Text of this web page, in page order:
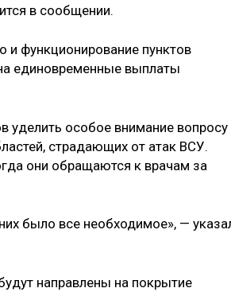
в сообщении.
и функционирование пунктов
единовременные выплаты
уделить особое внимание вопросу
страдающих от атак ВСУ.
они обращаются к врачам за
было все необходимое», —
направлены на покрытие